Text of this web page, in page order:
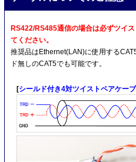
RS422/RS485通信の場合は必ずツイ
てください。
推奨品はEthernet(LAN)に使用する
ド無しのCAT5でも可能です。
[シールド付き4対ツイストペアケー